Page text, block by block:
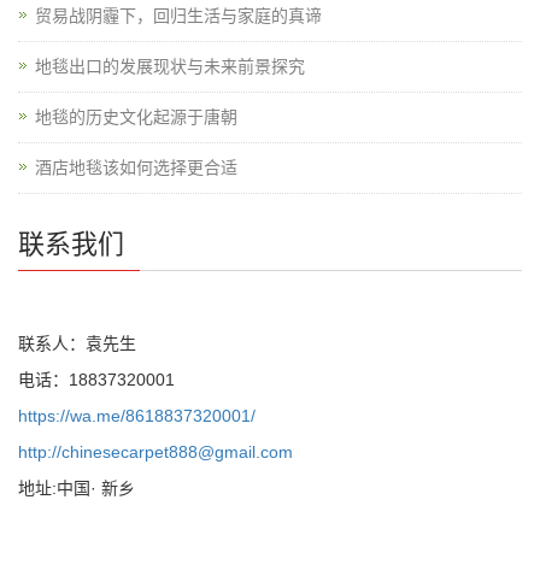
贸易战阴霾下，回归生活与家庭的真谛
地毯出口的发展现状与未来前景探究
地毯的历史文化起源于唐朝
酒店地毯该如何选择更合适
联系我们
联系人：袁先生
电话：18837320001
https://wa.me/8618837320001/
http://chinesecarpet888@gmail.com
地址:中国· 新乡